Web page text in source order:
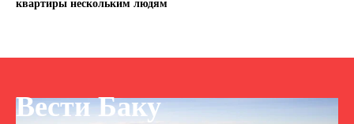
квартиры нескольким людям
Вести Баку